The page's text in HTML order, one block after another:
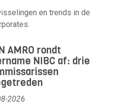
en trends in de
AMRO rondt
NIBC af: drie
2026